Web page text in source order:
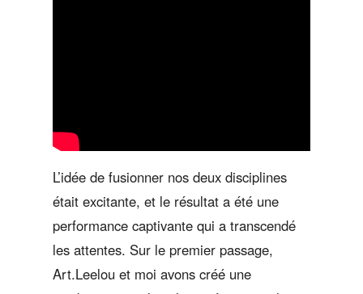
L’idée de fusionner nos deux disciplines
était excitante, et le résultat a été une
performance captivante qui a transcendé
les attentes. Sur le premier passage,
Art.Leelou et moi avons créé une